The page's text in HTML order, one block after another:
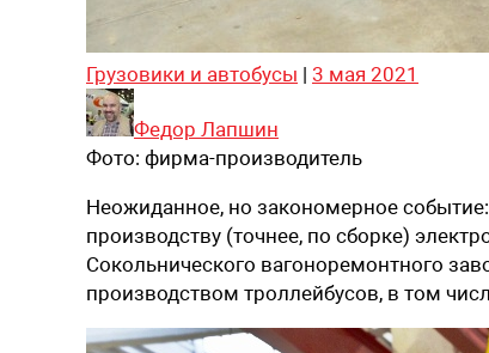
Грузовики и автобусы | 3 мая 2021
Федор Лапшин
Фото: фирма-производитель
Неожиданное, но закономерное
производству (точнее, по сборке)
Сокольнического вагоноремонтного
производством троллейбусов, в том